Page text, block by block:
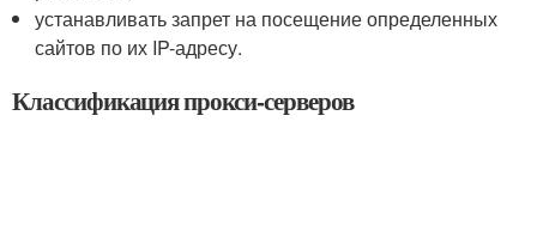
устанавливать запрет на посещение определенных
сайтов по их IP-адресу.
Классификация прокси-серверов